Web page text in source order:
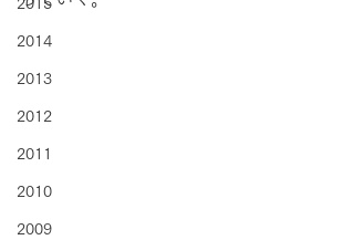
2015
2014
2013
2012
2011
2010
2009